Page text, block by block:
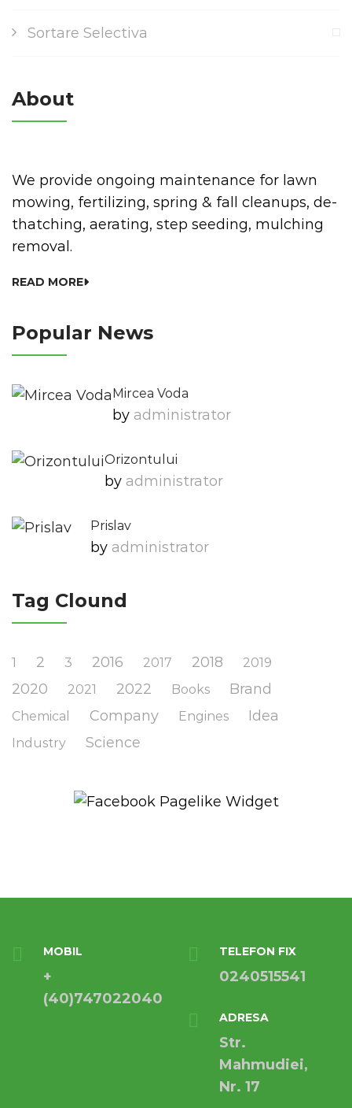
Sortare Selectiva
About
We provide ongoing maintenance for lawn
mowing, fertilizing, spring & fall cleanups, de-
thatching, aerating, step seeding, mulching
removal.
READ MORE
Popular News
Mircea Voda
by Administrator
Orizontului
by Administrator
Prislav
by Administrator
Tag Clound
1 2 3 2016 2017 2018 2019
2020 2021 2022 Books Brand
Chemical Company Engines Idea
Industry Science
MOBIL
+
(40)747022040
TELEFON FIX
0240515541
ADRESA
Str.
Mahmudiei,
Nr. 17